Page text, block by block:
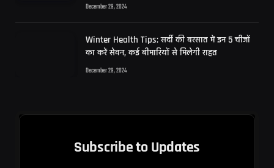
December 29, 2024
Winter Health Tips: सर्दी की बरसात में इन 5 चीजों
का करें सेवन, कई बीमारियों से मिलेगी राहत
December 29, 2024
Subscribe to Updates